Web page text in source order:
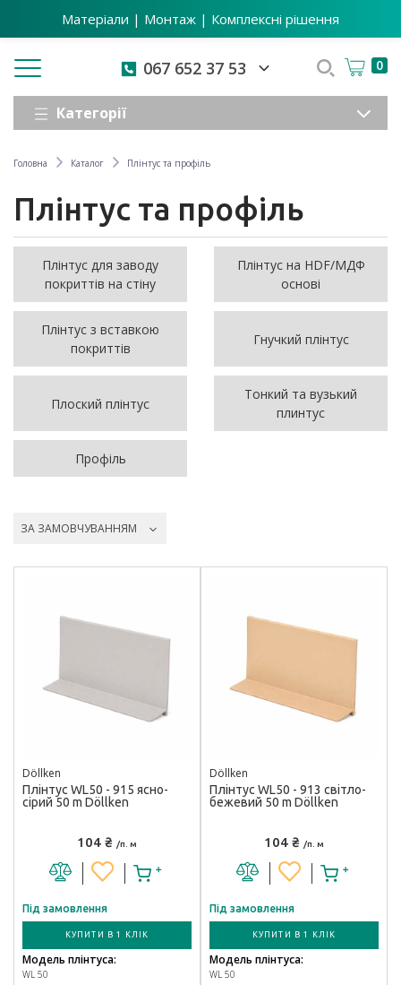
Матеріали | Монтаж | Комплексні рішення
Toggle navigation 067 652 37 53 0
Категорії
Головна Каталог Плінтус та профіль
Плінтус та профіль
Плінтус для заводу
покриттів на стіну
Плінтус на HDF/МДФ
основі
Плінтус з вставкою
покриттів
Гнучкий плінтус
Плоский плінтус
Тонкий та вузький
плинтус
Профіль
ЗА ЗАМОВЧУВАННЯМ
Döllken
Плінтус WL50 - 915 ясно-
сірий 50 m Döllken
104 ₴ /п. м
Під замовлення
КУПИТИ В 1 КЛІК
Модель плінтуса:
WL 50
Döllken
Плінтус WL50 - 913 світло-
бежевий 50 m Döllken
104 ₴ /п. м
Під замовлення
КУПИТИ В 1 КЛІК
Модель плінтуса:
WL 50